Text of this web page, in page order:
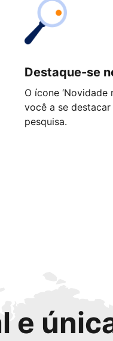
Destaque-se
O ícone ‘Novidade
você a se
pesquisa.
e